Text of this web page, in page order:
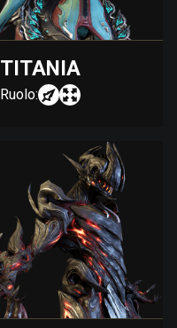
TITANIA
Ruolo: